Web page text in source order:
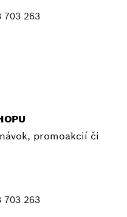
703 263
promoakcií či
703 263